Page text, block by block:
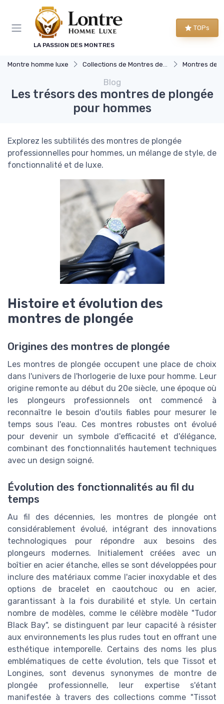
LA PASSION DES MONTRES
TOPs
Montre homme luxe Collections de Montres de Luxe Montres de
Blog
Les trésors des montres de plongée
pour hommes
Explorez les subtilités des montres de plongée
professionnelles pour hommes, un mélange de style, de
fonctionnalité et de luxe.
Histoire et évolution des
montres de plongée
Origines des montres de plongée
Les montres de plongée occupent une place de choix
dans l'univers de l'horlogerie de luxe pour homme. Leur
origine remonte au début du 20e siècle, une époque où
les plongeurs professionnels ont commencé à
reconnaître le besoin d'outils fiables pour mesurer le
temps sous l'eau. Ces montres robustes ont évolué
pour devenir un symbole d'efficacité et d'élégance,
combinant des fonctionnalités hautement techniques
avec un design soigné.
Évolution des fonctionnalités au fil du
temps
Au fil des décennies, les montres de plongée ont
considérablement évolué, intégrant des innovations
technologiques pour répondre aux besoins des
plongeurs modernes. Initialement créées avec un
boîtier en acier étanche, elles se sont développées pour
inclure des matériaux comme l'acier inoxydable et des
options de bracelet en caoutchouc ou en acier,
garantissant à la fois durabilité et style. Un certain
nombre de modèles, comme le célèbre modèle "Tudor
Black Bay", se distinguent par leur capacité à résister
aux environnements les plus rudes tout en offrant une
esthétique intemporelle. Certains des noms les plus
emblématiques de cette évolution, tels que Tissot et
Longines, sont devenus synonymes de montre de
plongée professionnelle, leur expertise s'étant
manifestée à travers des collections comme "Tissot
Panneau de gestion des cookies